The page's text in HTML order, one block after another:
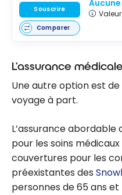
Souscrire
Comparer
L’assurance
Une autre option est
voyage à part.
L’assurance abordable
pour les soins
couvertures pour les
préexistantes des
personnes de 65 ans et